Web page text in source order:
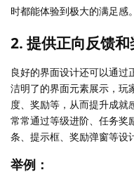
时都能体验到极大的满足感。
2. 提供正向反馈
良好的界面设计还可以通
洁明了的界面元素展示，玩
度、奖励等，从而提升成就
常常通过等级进阶、任务奖
条、提示框、奖励弹窗等设
举例：